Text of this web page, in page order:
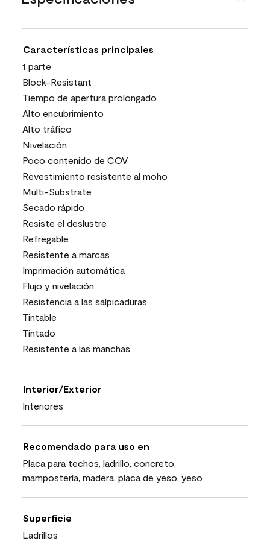
Características principales
1 parte
Block-Resistant
Tiempo de apertura prolongado
Alto encubrimiento
Alto tráfico
Nivelación
Poco contenido de COV
Revestimiento resistente al moho
Multi-Substrate
Secado rápido
Resiste el deslustre
Refregable
Resistente a marcas
Imprimación automática
Flujo y nivelación
Resistencia a las salpicaduras
Tintable
Tintado
Resistente a las manchas
Interior/Exterior
Interiores
Recomendado para uso en
Placa para techos, ladrillo, concreto,
mampostería, madera, placa de yeso, yeso
Superficie
Ladrillos